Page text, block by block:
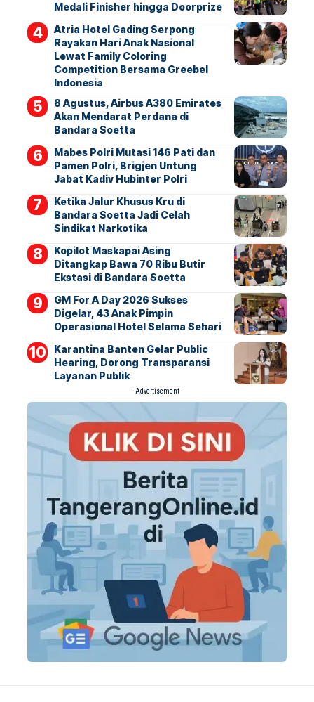
Medali Finisher hingga Doorprize
Atria Hotel Gading Serpong
Rayakan Hari Anak Nasional
Lewat Family Coloring
Competition Bersama Greebel
Indonesia
8 Agustus, Airbus A380 Emirates
Akan Mendarat Perdana di
Bandara Soetta
Mabes Polri Mutasi 146 Pati dan
Pamen Polri, Brigjen Untung
Jabat Kadiv Hubinter Polri
Ketika Jalur Khusus Kru di
Bandara Soetta Jadi Celah
Sindikat Narkotika
Kopilot Maskapai Asing
Ditangkap Bawa 70 Ribu Butir
Ekstasi di Bandara Soetta
GM For A Day 2026 Sukses
Digelar, 43 Anak Pimpin
Operasional Hotel Selama Sehari
Karantina Banten Gelar Public
Hearing, Dorong Transparansi
Layanan Publik
- Advertisement -